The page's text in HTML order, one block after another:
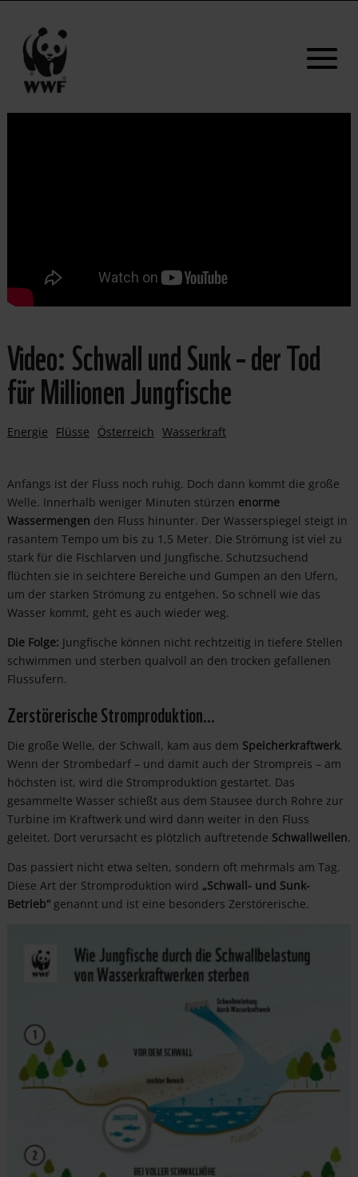
Video: Schwall und Sunk – der Tod
für Millionen Jungfische
Energie Flüsse Österreich Wasserkraft
Anfangs ist der Fluss noch ruhig. Doch dann kommt die große
Welle. Innerhalb weniger Minuten stürzen enorme
Wassermengen den Fluss hinunter. Der Wasserspiegel steigt in
rasantem Tempo um bis zu 1,5 Meter. Die Strömung ist viel zu
stark für die Fischlarven und Jungfische. Schutzsuchend
flüchten sie in seichtere Bereiche und Gumpen an den Ufern,
um der starken Strömung zu entgehen. So schnell wie das
Wasser kommt, geht es auch wieder weg.
Die Folge: Jungfische können nicht rechtzeitig in tiefere Stellen
schwimmen und sterben qualvoll an den trocken gefallenen
Flussufern.
Zerstörerische Stromproduktion…
Die große Welle, der Schwall, kam aus dem Speicherkraftwerk.
Wenn der Strombedarf – und damit auch der Strompreis – am
höchsten ist, wird die Stromproduktion gestartet. Das
gesammelte Wasser schießt aus dem Stausee durch Rohre zur
Turbine im Kraftwerk und wird dann weiter in den Fluss
geleitet. Dort verursacht es plötzlich auftretende Schwallwellen.
Das passiert nicht etwa selten, sondern oft mehrmals am Tag.
Diese Art der Stromproduktion wird „Schwall- und Sunk-
Betrieb“genannt und ist eine besonders Zerstörerische.